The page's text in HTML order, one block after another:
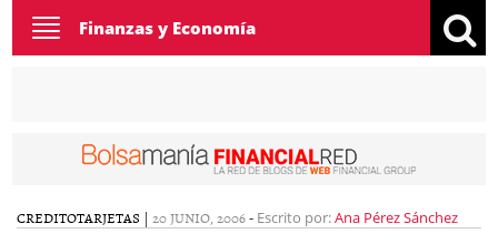
Toggle
navigation
Finanzas y Economía
CREDITOTARJETAS | 20 JUNIO, 2006- Escrito por:Ana Pérez Sánchez